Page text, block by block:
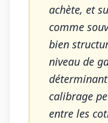
achète, et
comme
bien
niveau de
calibrage
entre les